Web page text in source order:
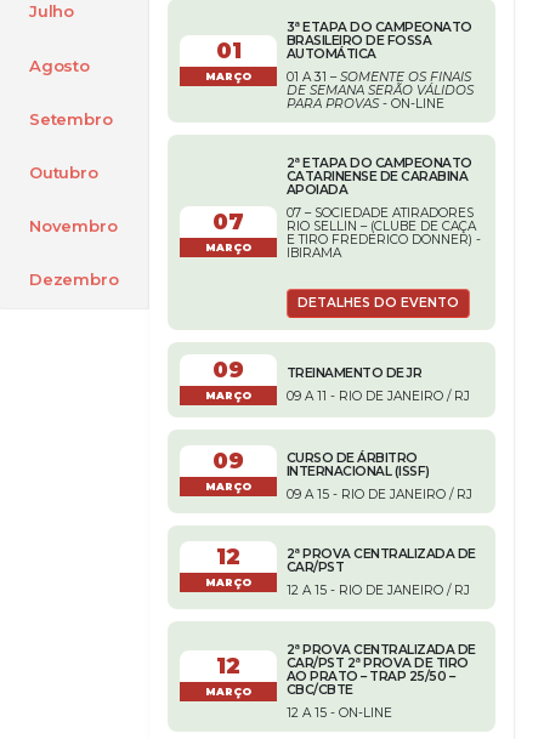
Julho
Agosto
Setembro
Outubro
Novembro
Dezembro
01
MARÇO
3ª ETAPA DO CAMPEONATO
BRASILEIRO DE FOSSA
AUTOMÁTICA
01 A 31 –SOMENTE OS FINAIS
DE SEMANA SERÃO VÁLIDOS
PARA PROVAS - ON-LINE
07
MARÇO
2ª ETAPA DO CAMPEONATO
CATARINENSE DE CARABINA
APOIADA
07 – SOCIEDADE ATIRADORES
RIO SELLIN – (CLUBE DE CAÇA
E TIRO FREDERICO DONNER) -
IBIRAMA
DETALHES DO EVENTO
09
MARÇO
TREINAMENTO DE JR
09 A 11 - RIO DE JANEIRO / RJ
09
MARÇO
CURSO DE ÁRBITRO
INTERNACIONAL (ISSF)
09 A 15 - RIO DE JANEIRO / RJ
12
MARÇO
2ª PROVA CENTRALIZADA DE
CAR/PST
12 A 15 - RIO DE JANEIRO / RJ
12
MARÇO
2ª PROVA CENTRALIZADA DE
CAR/PST 2ª PROVA DE TIRO
AO PRATO – TRAP 25/50 –
CBC/CBTE
12 A 15 - ON-LINE